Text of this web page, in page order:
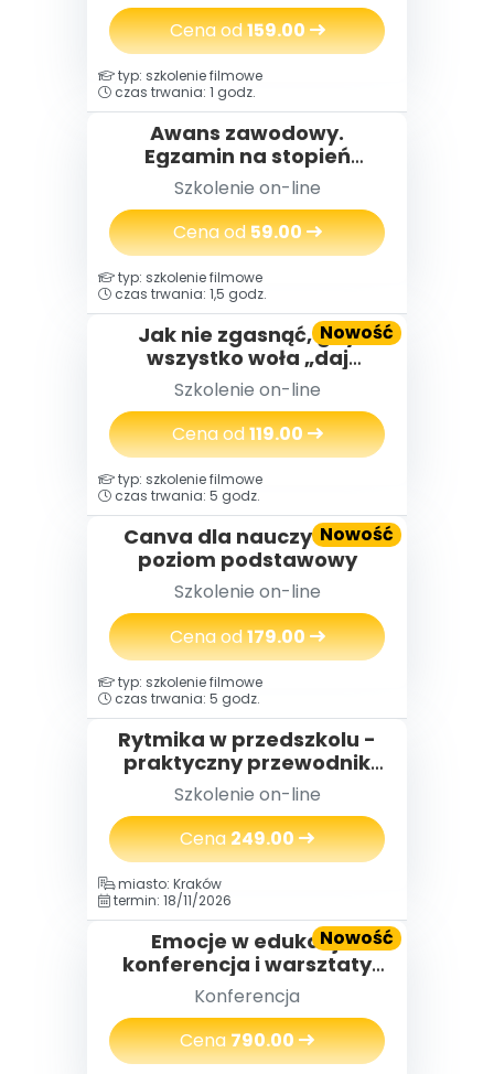
Cena od159.00
typ: szkolenie filmowe
czas trwania: 1 godz.
Awans zawodowy.
Egzamin na stopień
nauczyciela
mianowanego w praktyce
Szkolenie on-line
Cena od59.00
Nowość
typ: szkolenie filmowe
czas trwania: 1,5 godz.
Jak nie zgasnąć, gdy
wszystko woła „daj
więcej” – o wypaleniu
zawodowym
nauczycielek i nauczycieli,
którzy za długo byli silni
Szkolenie on-line
Cena od119.00
Nowość
typ: szkolenie filmowe
czas trwania: 5 godz.
Canva dla nauczycieli -
poziom podstawowy
Szkolenie on-line
Cena od179.00
typ: szkolenie filmowe
czas trwania: 5 godz.
Rytmika w przedszkolu -
praktyczny przewodnik
dla nauczycieli
Szkolenie on-line
Cena249.00
Nowość
miasto: Kraków
termin: 18/11/2026
Emocje w edukacji
konferencja i warsztaty
(2 dni) 18-19.11.2026
Konferencja
Cena790.00